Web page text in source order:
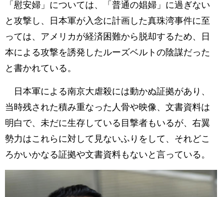
「慰安婦」については、「普通の娼婦」に過ぎない
と攻撃し、日本軍が入念に計画した真珠湾事件に至
っては、アメリカが経済困難から脱却するため、日
本による攻撃を誘発したルーズベルトの陰謀だった
と書かれている。
日本軍による南京大虐殺には動かぬ証拠があり、
当時残された積み重なった人骨や映像、文書資料は
明白で、未だに生存している目撃者もいるが、右翼
勢力はこれらに対して見ないふりをして、それどこ
ろかいかなる証拠や文書資料もないと言っている。